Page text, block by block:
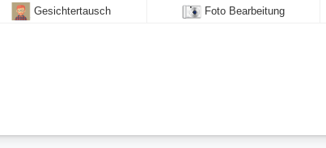
Gesichtertausch Foto Bearbeitung